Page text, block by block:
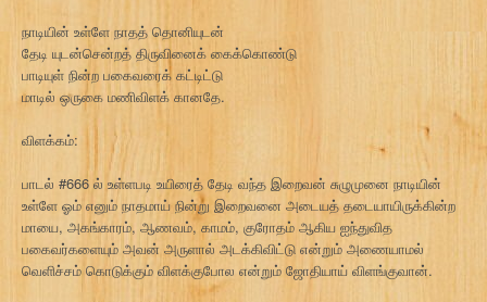
நாடியின் உள்ளே நாதத் தொனியுடன்
தேடி யுடன்சென்றத் திருவினைக் கைக்கொண்டு
பாடியுள் நின்ற பகைவரைக் கட்டிட்டு
மாடில் ஒருகை மணிவிளக் கானதே.
விளக்கம்:
பாடல் #666 ல் உள்ளபடி உயிரைத் தேடி வந்த இறைவன் சுழுமுனை நாடியின்
உள்ளே ஓம் எனும் நாதமாய் நின்று இறைவனை அடையத் தடையாயிருக்கின்ற
மாயை, அகங்காரம், ஆணவம், காமம், குரோதம் ஆகிய ஐந்துவித
பகைவர்களையும் அவன் அருளால் அடக்கிவிட்டு என்றும் அணையாமல்
வெளிச்சம் கொடுக்கும் விளக்குபோல என்றும் ஜோதியாய் விளங்குவான்.